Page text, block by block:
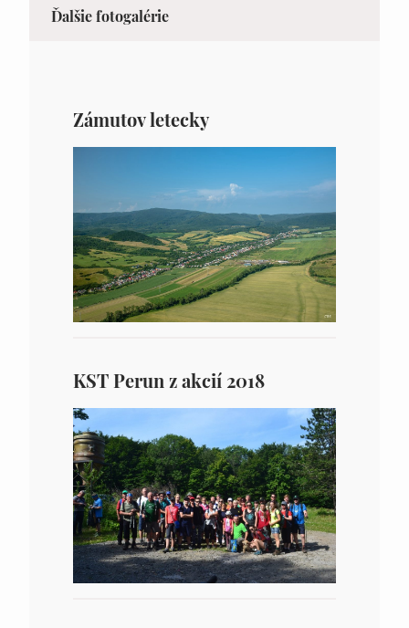
Ďalšie fotogalérie
Zámutov letecky
KST Perun z akcií 2018